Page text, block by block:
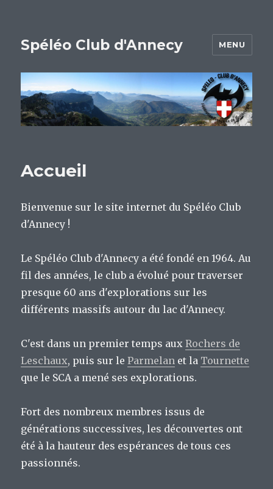
Spéléo Club d'Annecy MENU
Accueil
Bienvenue sur le site internet du Spéléo Club
d'Annecy !
Le Spéléo Club d'Annecy a été fondé en 1964. Au
fil des années, le club a évolué pour traverser
presque 60 ans d'explorations sur les
différents massifs autour du lac d'Annecy.
C'est dans un premier temps auxRochers de
Leschaux, puis sur leParmelan et la Tournette
que le SCA a mené ses explorations.
Fort des nombreux membres issus de
générations successives, les découvertes ont
été à la hauteur des espérances de tous ces
passionnés.